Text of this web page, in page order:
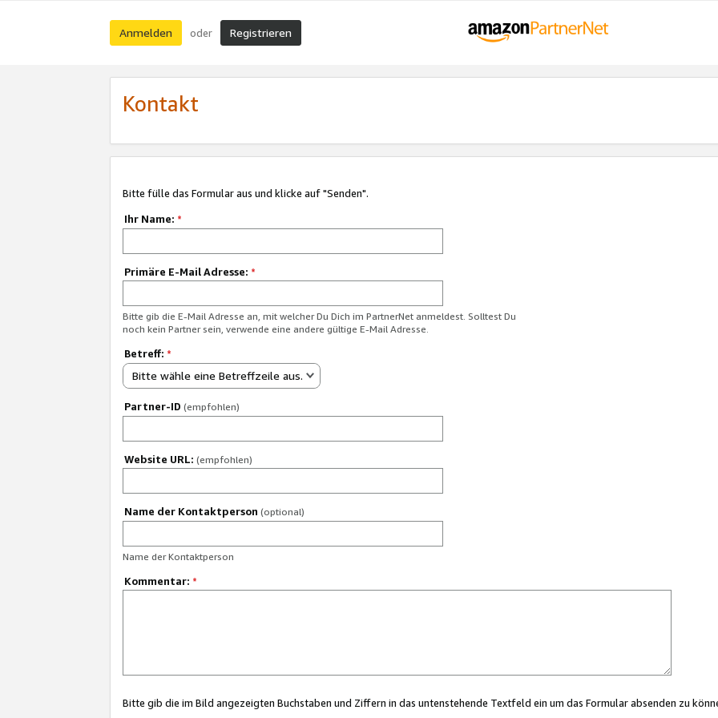
Anmelden oder Registrieren
Kontakt
Bitte fülle das Formular aus und klicke auf "Senden".
Ihr Name: *
Primäre E-Mail Adresse: *
Bitte gib die E-Mail Adresse an, mit welcher Du Dich im PartnerNet anmeldest. Solltest Du
noch kein Partner sein, verwende eine andere gültige E-Mail Adresse.
Betreff: *
Bitte wähle eine Betreffzeile aus.
Partner-ID (empfohlen)
Website URL: (empfohlen)
Name der Kontaktperson (optional)
Name der Kontaktperson
Kommentar: *
Bitte gib die im Bild angezeigten Buchstaben und Ziffern in das untenstehende Textfeld ein um das Formular absenden zu